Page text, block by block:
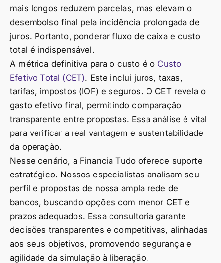
mais longos reduzem parcelas, mas elevam o
desembolso final pela incidência prolongada de
juros. Portanto, ponderar fluxo de caixa e custo
total é indispensável.
A métrica definitiva para o custo é o Custo
Efetivo Total (CET). Este inclui juros, taxas,
tarifas, impostos (IOF) e seguros. O CET revela o
gasto efetivo final, permitindo comparação
transparente entre propostas. Essa análise é vital
para verificar a real vantagem e sustentabilidade
da operação.
Nesse cenário, a Financia Tudo oferece suporte
estratégico. Nossos especialistas analisam seu
perfil e propostas de nossa ampla rede de
bancos, buscando opções com menor CET e
prazos adequados. Essa consultoria garante
decisões transparentes e competitivas, alinhadas
aos seus objetivos, promovendo segurança e
agilidade da simulação à liberação.